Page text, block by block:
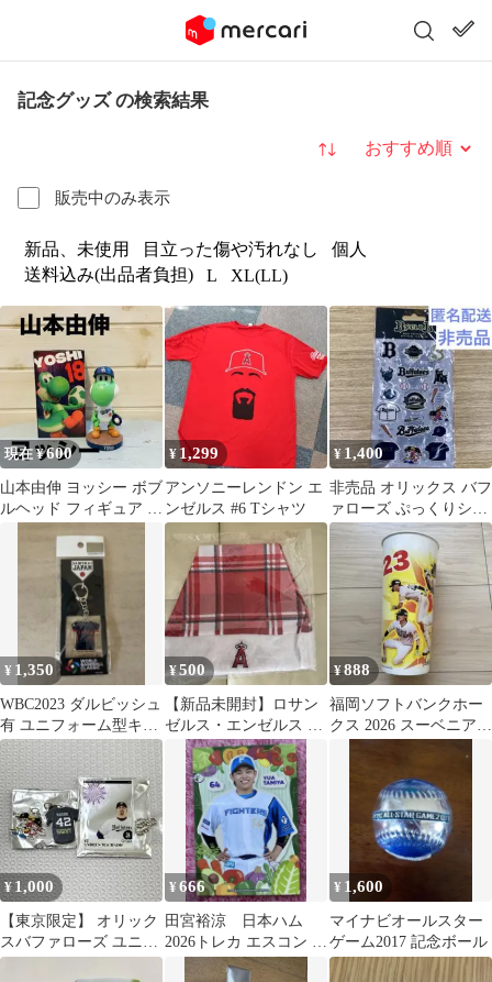
記念グッズ の検索結果
販売中のみ表示
並び替え
新品、未使用 目立った傷や汚れなし
個人
送料込み(出品者負担)
L XL(LL)
現在 ¥600
山本由伸 ヨッシー ボブ
ルヘッド フィギュア ロ
¥ 1,299
アンソニーレンドン エ
ンゼルス #6 Tシャツ
¥ 1,400
非売品 オリックス バフ
ァローズ ぷっくりシー
ル
¥ 1,350
WBC2023 ダルビッシュ
有 ユニフォーム型キー
ホルダー
¥500
【新品未開封】ロサン
ゼルス・エンゼルス サ
ンタ帽子
¥888
福岡ソフトバンクホー
クス 2026 スーベニアカ
ップ 周東佑京
¥ 1,000
【東京限定】 オリック
スバファローズ ユニフ
ォームチャーム マチャ
¥666
田宮裕涼 日本ハム
2026トレカ エスコン ク
ボタアグリカフェ 限定
¥ 1,600
マイナビオールスター
ゲーム2017 記念ボール